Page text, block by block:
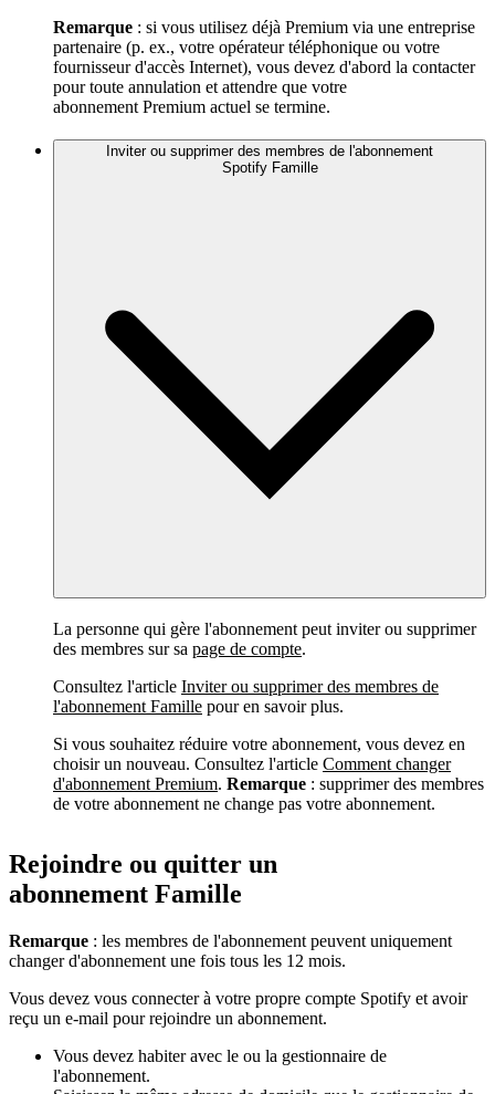
Remarque : si vous utilisez déjà Premium via une entreprise
partenaire (p. ex., votre opérateur téléphonique ou votre
fournisseur d'accès Internet), vous devez d'abord la contacter
pour toute annulation et attendre que votre
abonnement Premium actuel se termine.
Inviter ou supprimer des membres de l'abonnement
Spotify Famille
La personne qui gère l'abonnement peut inviter ou supprimer
des membres sur sa page de compte.
Consultez l'article Inviter ou supprimer des membres de
l'abonnement Famille pour en savoir plus.
Si vous souhaitez réduire votre abonnement, vous devez en
choisir un nouveau. Consultez l'article Comment changer
d'abonnement Premium. Remarque : supprimer des membres
de votre abonnement ne change pas votre abonnement.
Rejoindre ou quitter un
abonnement Famille
Remarque : les membres de l'abonnement peuvent uniquement
changer d'abonnement une fois tous les 12 mois.
Vous devez vous connecter à votre propre compte Spotify et avoir
reçu un e-mail pour rejoindre un abonnement.
Vous devez habiter avec le ou la gestionnaire de
l'abonnement.